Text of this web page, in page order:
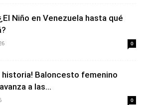
Niño en Venezuela hasta qué
0
historia! Baloncesto femenino
a las...
0